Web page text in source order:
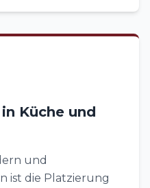
Küche und
und
ist die Platzierung